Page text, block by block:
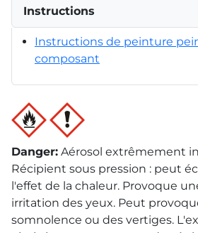
Instructions
Instructions de peinture
composant
Danger: Aérosol extrêmement
Récipient sous pression : peut
l'effet de la chaleur. Provoque
irritation des yeux. Peut
somnolence ou des vertiges.